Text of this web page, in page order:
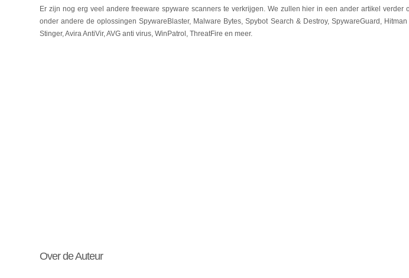
Er zijn nog erg veel andere freeware spyware scanners te verkrijgen. We zullen hier in een ander artikel verder
onder andere de oplossingen SpywareBlaster, Malware Bytes, Spybot Search & Destroy, SpywareGuard,
Stinger, Avira AntiVir, AVG anti virus, WinPatrol, ThreatFire en meer.
Over de Auteur